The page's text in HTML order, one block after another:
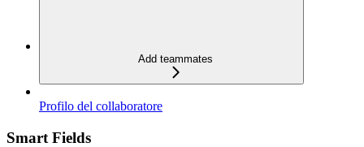
Add teammates
Profilo del collaboratore
Smart Fields